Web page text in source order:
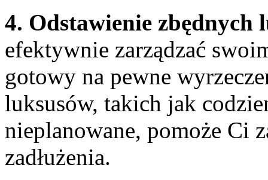
4. Odstawienie zbędnych
efektywnie zarządzać
gotowy na pewne
luksusów, takich ​jak
nieplanowane, ​pomoże⁤ Ci
⁤zadłużenia.